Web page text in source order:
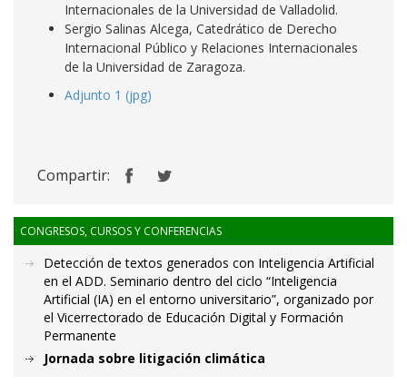
Internacionales de la Universidad de Valladolid.
Sergio Salinas Alcega, Catedrático de Derecho
Internacional Público y Relaciones Internacionales
de la Universidad de Zaragoza.
Adjunto 1 (jpg)
Compartir:
CONGRESOS, CURSOS Y CONFERENCIAS
Detección de textos generados con Inteligencia Artificial
en el ADD. Seminario dentro del ciclo “Inteligencia
Artificial (IA) en el entorno universitario”, organizado por
el Vicerrectorado de Educación Digital y Formación
Permanente
Jornada sobre litigación climática